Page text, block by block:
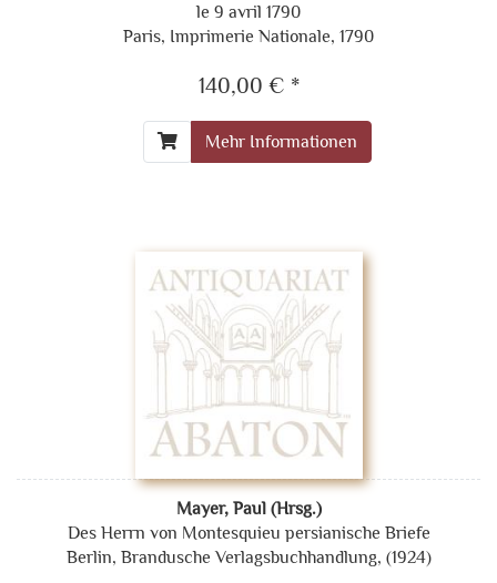
le 9 avril 1790
Paris, Imprimerie Nationale, 1790
140,00 € *
Mehr Informationen
Mayer, Paul (Hrsg.)
Des Herrn von Montesquieu persianische Briefe
Berlin, Brandusche Verlagsbuchhandlung, (1924)